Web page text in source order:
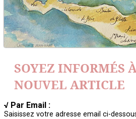
SOYEZ INFORMÉS
NOUVEL ARTICLE
√ Par Email :
Saisissez votre adresse email ci-